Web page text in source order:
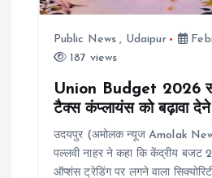
Public News , Udaipur
187 views
Union Budget 2026
टैक्स कंप्लायंस को बढ़ावा
उदयपुर (अमोलक न्यूज Amolak
पल्लवी नाहर ने कहा कि केंद्रीय
ऑप्शंस ट्रेडिंग पर लगने वाला